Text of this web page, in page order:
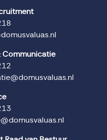
Communicatie